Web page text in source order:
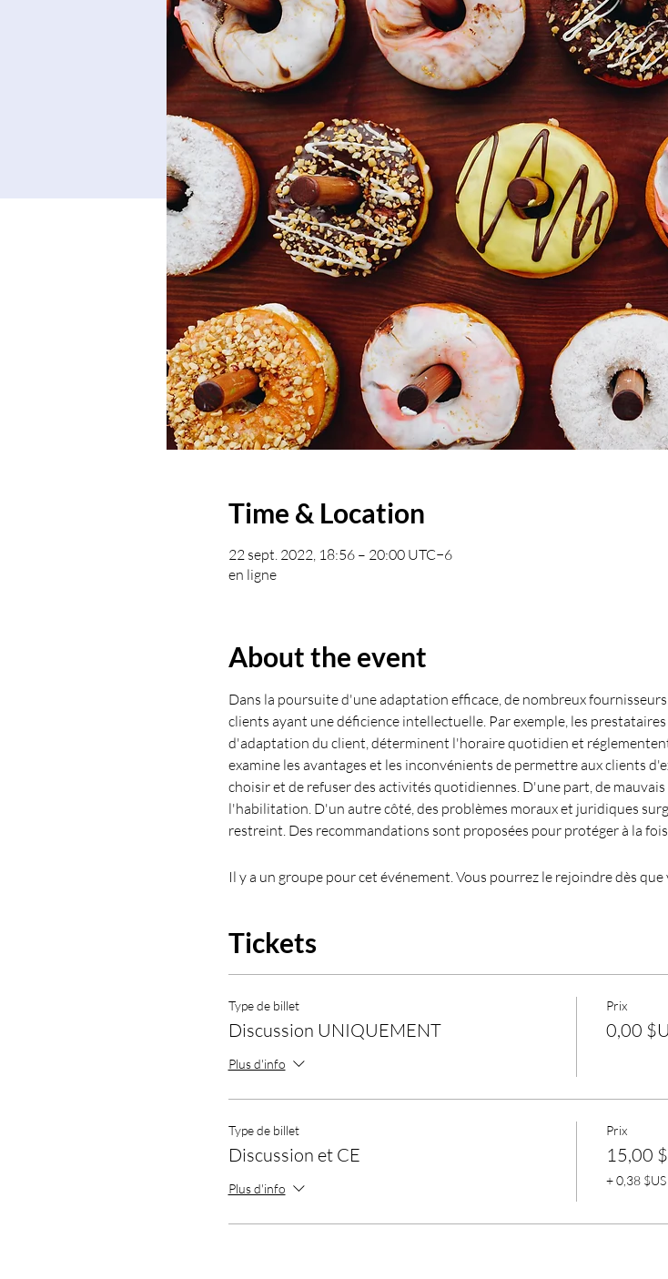
Time & Location
22 sept. 2022, 18:56 – 20:00 UTC−6
en ligne
About the event
Dans la poursuite d'une adaptation efficace, de nombreux
clients ayant une déficience intellectuelle. Par exemple, les
d'adaptation du client, déterminent l'horaire quotidien et
examine les avantages et les inconvénients de permettre aux clients
choisir et de refuser des activités quotidiennes. D'une part, de
l'habilitation. D'un autre côté, des problèmes moraux et juridiques
restreint. Des recommandations sont proposées pour protéger à la
Il y a un groupe pour cet événement. Vous pourrez le rejoindre dès
Tickets
Type de billet
Discussion UNIQUEMENT
Plus d'info
Prix
0,00
Type de billet
Discussion et CE
Plus d'info
Prix
15,00
+ 0,38